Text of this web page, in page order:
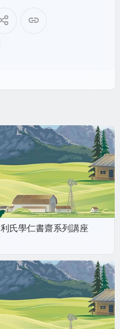
利氏學仁書齋系列講座